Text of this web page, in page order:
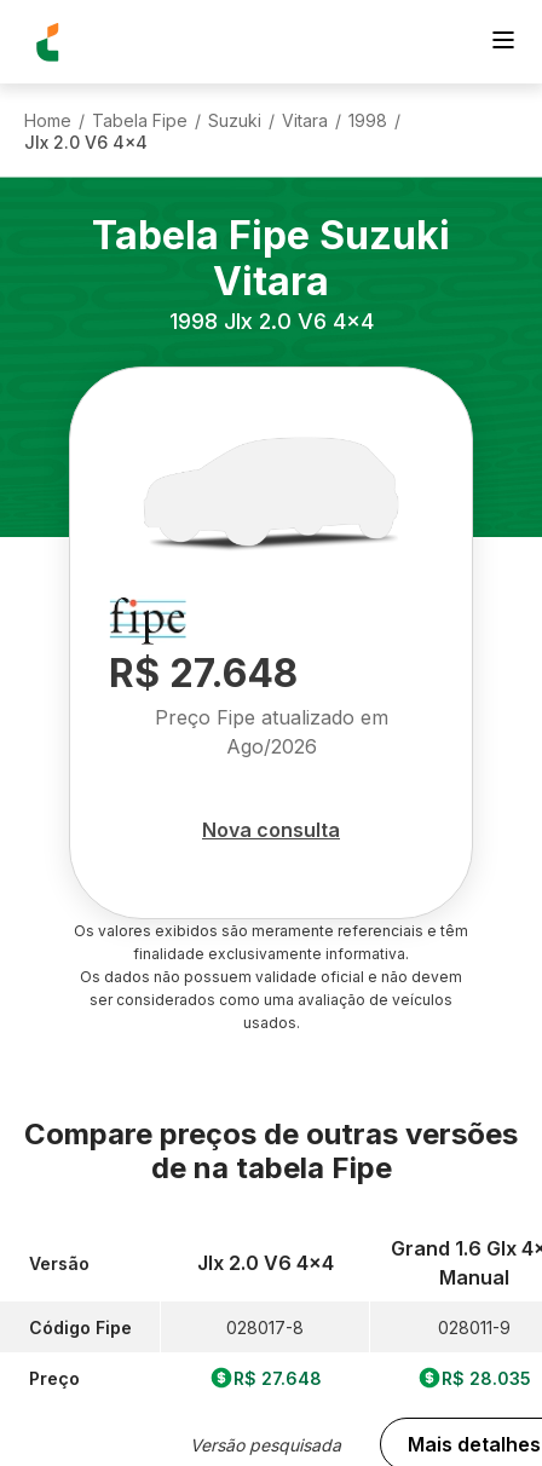
Home / Tabela Fipe / Suzuki / Vitara / 1998 /
Jlx 2.0 V6 4x4
Tabela Fipe Suzuki
Vitara
1998 Jlx 2.0 V6 4x4
R$ 27.648
Preço Fipe atualizado em
Ago/2026
Nova consulta
Os valores exibidos são meramente referenciais e têm
finalidade exclusivamente informativa.
Os dados não possuem validade oficial e não devem
ser considerados como uma avaliação de veículos
usados.
Compare preços de outras versões
de na tabela Fipe
Versão
Código Fipe
Preço
Jlx 2.0 V6 4x4
028017-8
R$ 27.648
Versão pesquisada
Grand 1.6 Glx
Manual
028011-9
R$ 28.035
Mais detalhes